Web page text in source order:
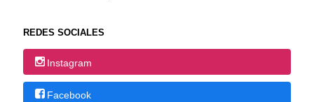
REDES SOCIALES
Instagram
Facebook